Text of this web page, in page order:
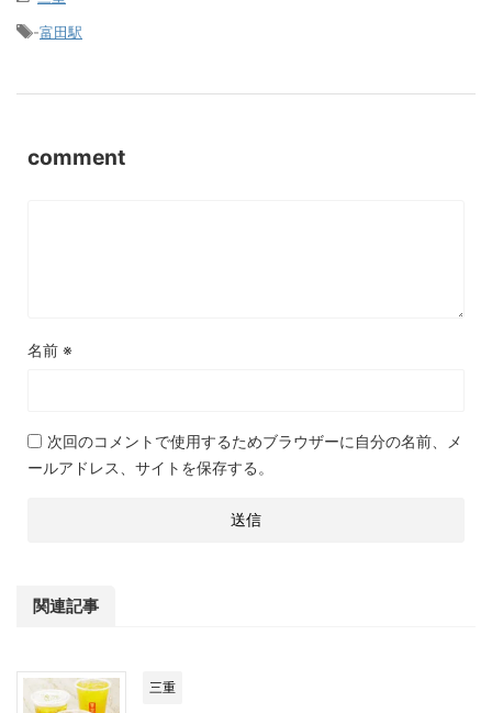
-富田駅
comment
名前 ※
次回のコメントで使用するためブラウザーに自分の名前、メ
ールアドレス、サイトを保存する。
関連記事
三重